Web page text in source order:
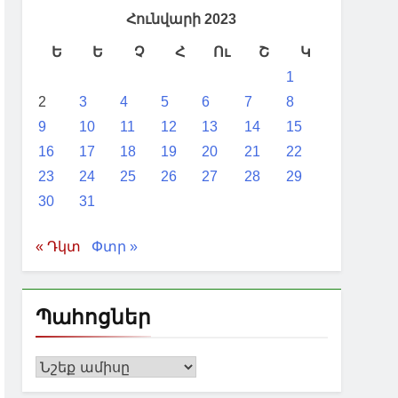
հետ կապերի ամրապնդմանը.
Հունվարի 2023
Ե Ե Չ Հ Ու Շ
Կ
1
2
3 4 5 6 7
8
9
10 11 12 13 14
15
16
17 18 19 20 21
22
23
24 25 26 27 28
29
30
31
« Դկտ Փտր »
Պահոցներ
Պահոցներ